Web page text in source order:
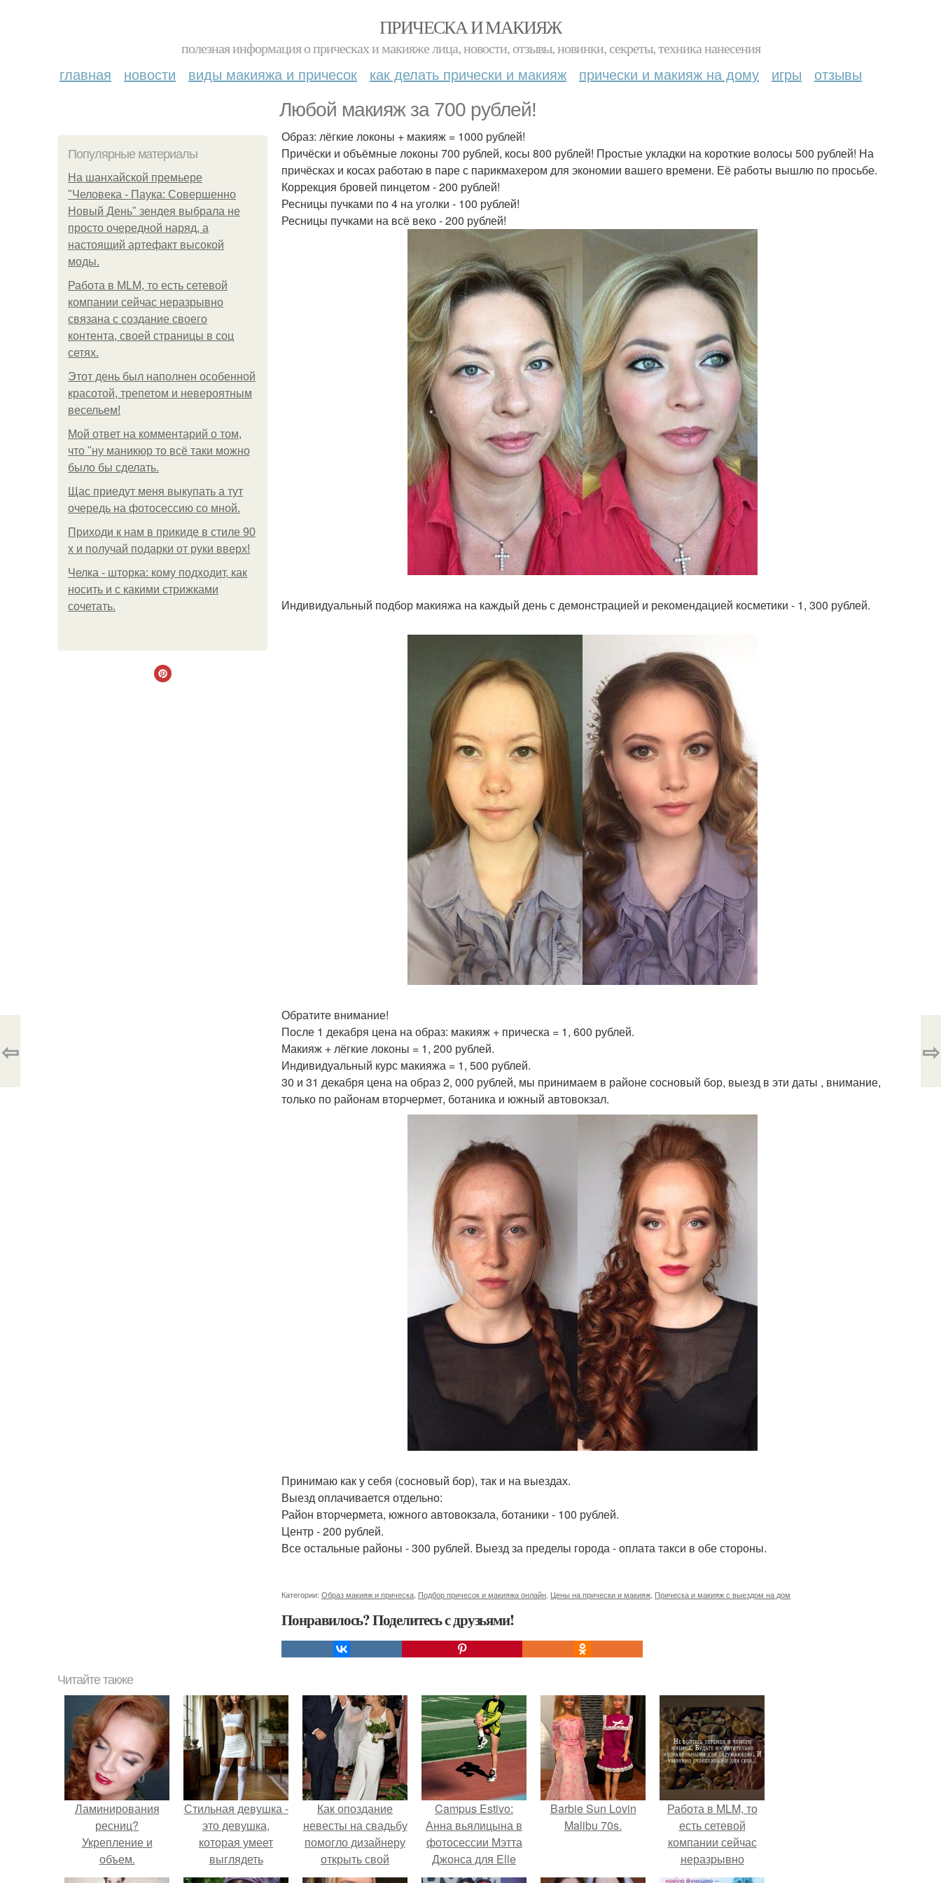
ПРИЧЕСКА И МАКИЯЖ
полезная информация о прическах и макияже лица, новости, отзывы, новинки, секреты, техника нанесения
главная новости виды макияжа и причесок как делать прически и макияж прически и макияж на дому игры отзывы
Любой макияж за 700 рублей!
Популярные материалы
На шанхайской премьере
"Человека - Паука: Совершенно
Новый День" зендея выбрала не
просто очередной наряд, а
настоящий артефакт высокой
моды.
Работа в MLM, то есть сетевой
компании сейчас неразрывно
связана с создание своего
контента, своей страницы в соц
сетях.
Этот день был наполнен особенной
красотой, трепетом и невероятным
весельем!
Мой ответ на комментарий о том,
что "ну маникюр то всё таки можно
было бы сделать.
Щас приедут меня выкупать а тут
очередь на фотосессию со мной.
Приходи к нам в прикиде в стиле 90
х и получай подарки от руки вверх!
Челка - шторка: кому подходит, как
носить и с какими стрижками
сочетать.
Образ: лёгкие локоны + макияж = 1000 рублей!
Причёски и объёмные локоны 700 рублей, косы 800 рублей! Простые укладки на короткие волосы 500 рублей! На
причёсках и косах работаю в паре с парикмахером для экономии вашего времени. Её работы вышлю по просьбе.
Коррекция бровей пинцетом - 200 рублей!
Ресницы пучками по 4 на уголки - 100 рублей!
Ресницы пучками на всё веко - 200 рублей!
Индивидуальный подбор макияжа на каждый день с демонстрацией и рекомендацией косметики - 1, 300 рублей.
Обратите внимание!
После 1 декабря цена на образ: макияж + прическа = 1, 600 рублей.
Макияж + лёгкие локоны = 1, 200 рублей.
Индивидуальный курс макияжа = 1, 500 рублей.
30 и 31 декабря цена на образ 2, 000 рублей, мы принимаем в районе сосновый бор, выезд в эти даты , внимание,
только по районам вторчермет, ботаника и южный автовокзал.
Принимаю как у себя (сосновый бор), так и на выездах.
Выезд оплачивается отдельно:
Район вторчермета, южного автовокзала, ботаники - 100 рублей.
Центр - 200 рублей.
Все остальные районы - 300 рублей. Выезд за пределы города - оплата такси в обе стороны.
Категории: Образ макияж и прическа Подбор причесок и макияжа онлайн Цены на прически и макияж Прическа и макияж с выездом на дом
Понравилось? Поделитесь с друзьями!
⇦ ⇨
Читайте также
Ламинирования
ресниц?
Укрепление и
объем.
Стильная девушка -
это девушка,
которая умеет
выглядеть
привлекательно и
Как опоздание
невесты на свадьбу
помогло дизайнеру
открыть свой
бренд.
Campus Estivo:
Анна вьялицына в
фотосессии Мэтта
Джонса для Elle
Italia July 2015.
Barbie Sun Lovin
Malibu 70s.
Работа в MLM, то
есть сетевой
компании сейчас
неразрывно
связана с создание